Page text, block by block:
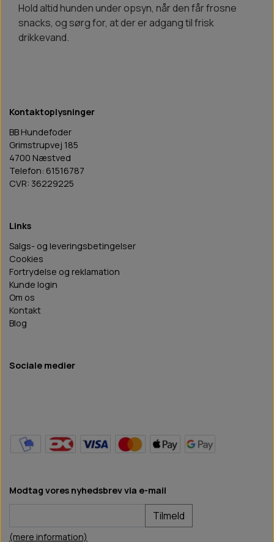
Hold altid hunden under opsyn, når den får frosne
snacks, og sørg for, at der er adgang til frisk
drikkevand.
Kontaktoplysninger
BB Hundefoder
Grimstrupvej 185
4700 Næstved
Telefon: 61516787
CVR: 36229225
Links
Salgs- og leveringsbetingelser
Cookies
Fortrydelse og reklamation
Kunde login
Om os
Kontakt
Blog
Sociale medier
Modtag vores nyhedsbrev via e-mail
Tilmeld
(mere information)